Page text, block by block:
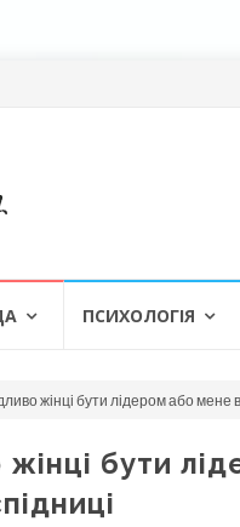
ПСИХОЛОГІЯ
жінці бути лідером або мене
жінці бути